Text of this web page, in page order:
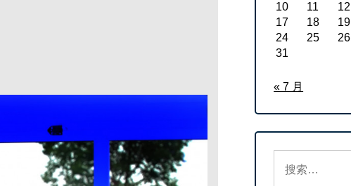
10
11 12
17
18 19
24
25 26
31
« 7 月
索：